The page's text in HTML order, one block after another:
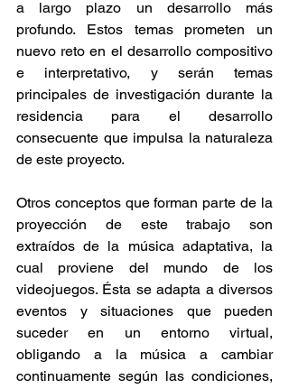
a largo plazo un desarrollo más
profundo. Estos temas prometen un
nuevo reto en el desarrollo compositivo
e interpretativo, y serán temas
principales de investigación durante la
residencia para el desarrollo
consecuente que impulsa la naturaleza
de este proyecto.
Otros conceptos que forman parte de la
proyección de este trabajo son
extraídos de la música adaptativa, la
cual proviene del mundo de los
videojuegos. Ésta se adapta a diversos
eventos y situaciones que pueden
suceder en un entorno virtual,
obligando a la música a cambiar
continuamente según las condiciones,